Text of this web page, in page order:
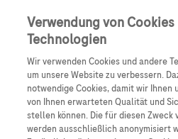
Verwendung von
Technologien
Wir verwenden Cookies und andere
um unsere Website zu verbessern.
notwendige Cookies, damit wir Ihnen
von Ihnen erwarteten Qualität und
stellen können. Die für diesen Zweck
werden ausschließlich anonymisiert